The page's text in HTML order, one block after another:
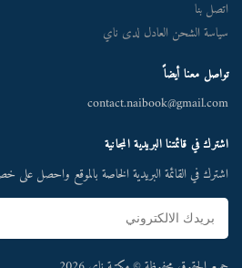
اتصل بنا
سياسة الشحن العادل لدى ناي
تواصل معنا أيضاً
contact.naibook@gmail.com
اشترك في قائمتنا البريدية المجانية
اشترك في القائمة البريدية الخاصة بالموقع واحصل